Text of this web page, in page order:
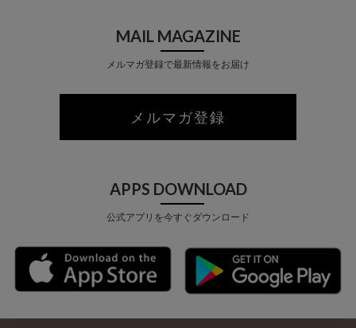
MAIL MAGAZINE
メルマガ登録で最新情報をお届け
メルマガ登録
APPS DOWNLOAD
公式アプリを今すぐダウンロード